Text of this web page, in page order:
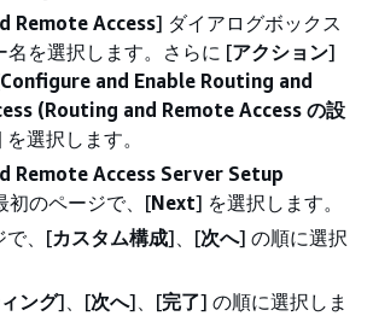
Remote Access] ダイアログボックス
名を選択します。さらに [アクション]
Configure and Enable Routing and
(Routing and Remote Access の設
を選択します。
Remote Access Server Setup
初のページで、[Next] を選択します。
で、[カスタム構成]、[次へ] の順に選択
ング]、[次へ]、[完了] の順に選択しま